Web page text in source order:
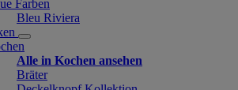
Farben
Bleu Riviera
Alle in Kochen ansehen
Bräter